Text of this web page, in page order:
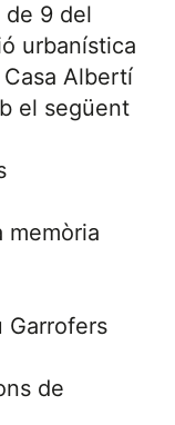
de 9 del
urbanística
Albertí
el següent
memòria
Garrofers
de